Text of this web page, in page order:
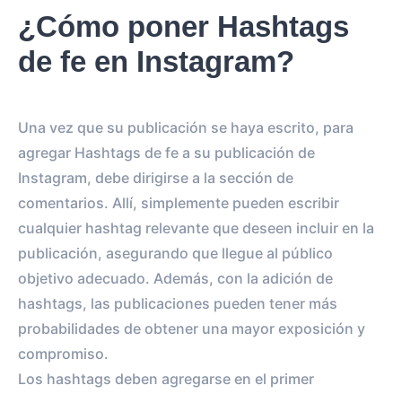
¿Cómo poner Hashtags
de fe en Instagram?
Una vez que su publicación se haya escrito, para
agregar Hashtags de fe a su publicación de
Instagram, debe dirigirse a la sección de
comentarios. Allí, simplemente pueden escribir
cualquier hashtag relevante que deseen incluir en la
publicación, asegurando que llegue al público
objetivo adecuado. Además, con la adición de
hashtags, las publicaciones pueden tener más
probabilidades de obtener una mayor exposición y
compromiso.
Los hashtags deben agregarse en el primer